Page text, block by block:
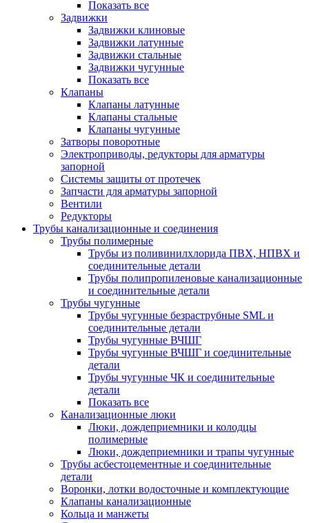
Показать все
Задвижки
Задвижки клиновые
Задвижки латунные
Задвижки стальные
Задвижки чугунные
Показать все
Клапаны
Клапаны латунные
Клапаны стальные
Клапаны чугунные
Затворы поворотные
Электроприводы, редукторы для арматуры
запорной
Системы защиты от протечек
Запчасти для арматуры запорной
Вентили
Редукторы
Трубы канализационные и соединения
Трубы полимерные
Трубы из поливинилхлорида ПВХ, НПВХ и
соединительные детали
Трубы полипропиленовые канализационные
и соединительные детали
Трубы чугунные
Трубы чугунные безраструбные SML и
соединительные детали
Трубы чугунные ВЧШГ
Трубы чугунные ВЧШГ и соединительные
детали
Трубы чугунные ЧК и соединительные
детали
Показать все
Канализационные люки
Люки, дождеприемники и колодцы
полимерные
Люки, дождеприемники и трапы чугунные
Трубы асбестоцементные и соединительные
детали
Воронки, лотки водосточные и комплектующие
Клапаны канализационные
Кольца и манжеты